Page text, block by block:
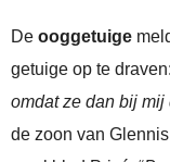
De ooggetuige
getuige op te
omdat ze dan bij
de zoon van